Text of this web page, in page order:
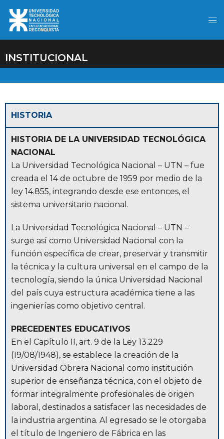
INSTITUCIONAL
HISTORIA
HISTORIA DE LA UNIVERSIDAD TECNOLÓGICA
NACIONAL
La Universidad Tecnológica Nacional – UTN – fue
creada el 14 de octubre de 1959 por medio de la
ley 14.855, integrando desde ese entonces, el
sistema universitario nacional.
La Universidad Tecnológica Nacional – UTN –
surge así como Universidad Nacional con la
función específica de crear, preservar y transmitir
la técnica y la cultura universal en el campo de la
tecnología, siendo la única Universidad Nacional
del país cuya estructura académica tiene a las
ingenierías como objetivo central.
PRECEDENTES EDUCATIVOS
En el Capítulo II, art. 9 de la Ley 13.229
(19/08/1948), se establece la creación de la
Universidad Obrera Nacional como institución
superior de enseñanza técnica, con el objeto de
formar integralmente profesionales de origen
laboral, destinados a satisfacer las necesidades de
la industria argentina. Al egresado se le otorgaba
el título de Ingeniero de Fábrica en las